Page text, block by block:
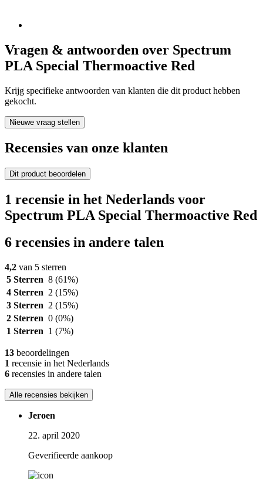
Vragen & antwoorden over Spectrum
PLA Special Thermoactive Red
Krijg specifieke antwoorden van klanten die dit product hebben
gekocht.
Nieuwe vraag stellen
Recensies van onze klanten
Dit product beoordelen
1 recensie in het Nederlands voor
Spectrum PLA Special Thermoactive Red
6 recensies in andere talen
4,2 van 5 sterren
5 Sterren 8 (61%)
4 Sterren 2 (15%)
3 Sterren 2 (15%)
2 Sterren 0 (0%)
1 Sterren 1 (7%)
13 beoordelingen
1 recensie in het Nederlands
6 recensies in andere talen
Alle recensies bekijken
Jeroen
22. april 2020
Geverifieerde aankoop